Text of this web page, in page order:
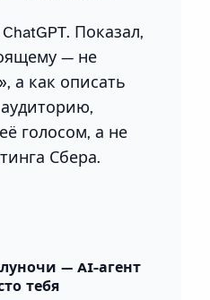
Показал,
— не
а как описать
голосом, а не
Сбера.
— AI-агент
тебя